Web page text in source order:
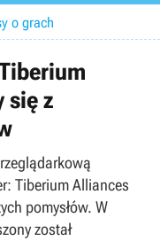
o grach
się z
Tiberium Alliances
pomysłów. W
został